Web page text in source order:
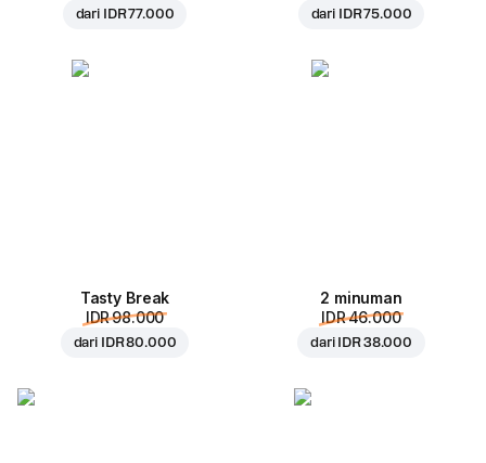
dari IDR 77.000 dari IDR 75.000
Tasty Break
IDR 98.000
dari IDR 80.000
2 minuman
IDR 46.000
dari IDR 38.000